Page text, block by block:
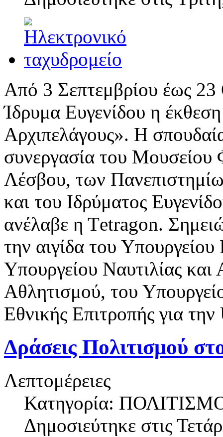
Από 3 Σεπτεμβρίου έως 23
Ίδρυμα Ευγενίδου η
Αρχιπελάγους». Η
συνεργασία του Μουσείου
Λέσβου, των
και του Ιδρύματος
ανέλαβε η Τetragon.
την αιγίδα του
Υπουργείου Ναυτιλίας και
Αθλητισμού, του
Εθνικής Επιτροπής για
Δράσεις Πολιτισμού
Λεπτομέρειες
Κατηγορία:
Δημοσιεύτηκε στις